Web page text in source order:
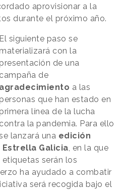
aprovisionar a la
durante el próximo año.
El siguiente paso se
materializará con la
presentación de una
campaña de
agradecimiento a las
personas que han estado en
primera línea de la lucha
contra la pandemia. Para ello
lanzará una edición
Estrella Galicia, en la que
serán los
ha ayudado a combatir
será recogida bajo el